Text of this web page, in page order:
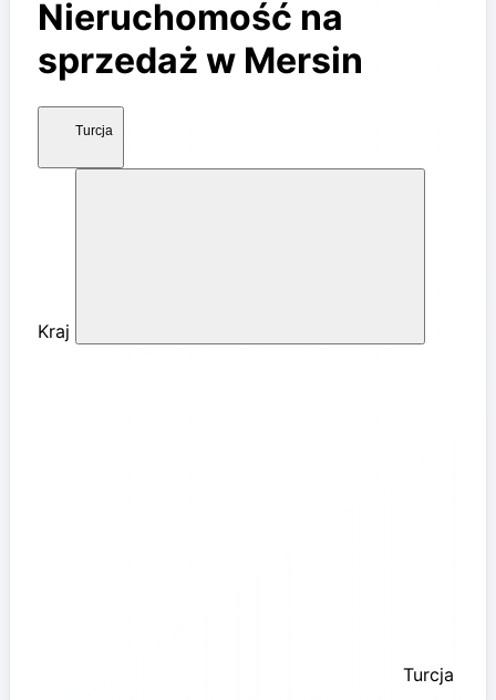
Nieruchomość na
sprzedaż w Mersin
Turcja
Kraj
Turcja